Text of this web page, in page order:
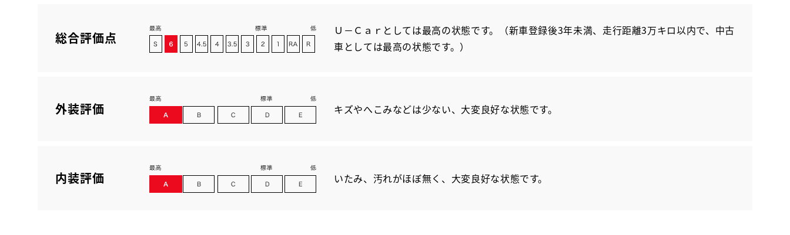
総合評価点
Ｕ－Ｃａｒとしては最高の状態です。（新車登録後3年未満、走行距離3万キロ以内で、中古
車としては最高の状態です。）
外装評価 キズやへこみなどは少ない、大変良好な状態です。
内装評価 いたみ、汚れがほぼ無く、大変良好な状態です。